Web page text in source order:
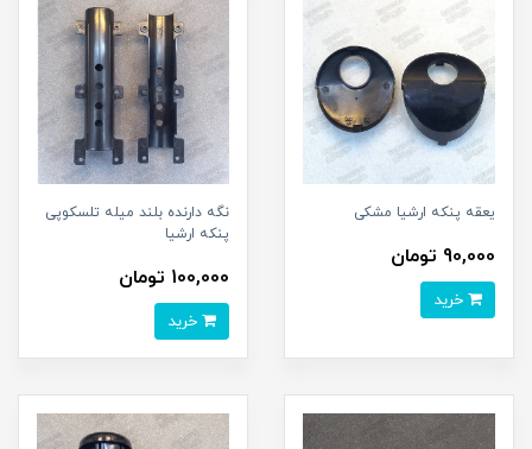
یعقه پنکه ارشیا مشکی
90,000 تومان
نگه دارنده بلند میله تلسکوپی
پنکه ارشیا
100,000 تومان